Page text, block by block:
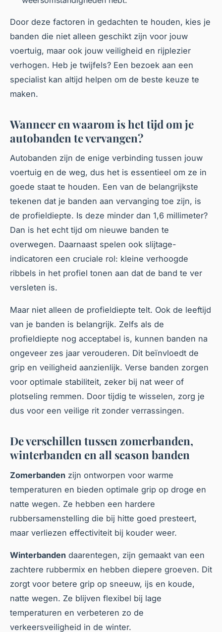
Door deze factoren in gedachten te houden, kies je
banden die niet alleen geschikt zijn voor jouw
voertuig, maar ook jouw veiligheid en rijplezier
verhogen. Heb je twijfels? Een bezoek aan een
specialist kan altijd helpen om de beste keuze te
maken.
Wanneer en waarom is het tijd om je
autobanden te vervangen?
Autobanden zijn de enige verbinding tussen jouw
voertuig en de weg, dus het is essentieel om ze in
goede staat te houden. Een van de belangrijkste
tekenen dat je banden aan vervanging toe zijn, is
de profieldiepte. Is deze minder dan 1,6 millimeter?
Dan is het echt tijd om nieuwe banden te
overwegen. Daarnaast spelen ook slijtage-
indicatoren een cruciale rol: kleine verhoogde
ribbels in het profiel tonen aan dat de band te ver
versleten is.
Maar niet alleen de profieldiepte telt. Ook de leeftijd
van je banden is belangrijk. Zelfs als de
profieldiepte nog acceptabel is, kunnen banden na
ongeveer zes jaar verouderen. Dit beïnvloedt de
grip en veiligheid aanzienlijk. Verse banden zorgen
voor optimale stabiliteit, zeker bij nat weer of
plotseling remmen. Door tijdig te wisselen, zorg je
dus voor een veilige rit zonder verrassingen.
De verschillen tussen zomerbanden,
winterbanden en all season banden
Zomerbanden zijn ontworpen voor warme
temperaturen en bieden optimale grip op droge en
natte wegen. Ze hebben een hardere
rubbersamenstelling die bij hitte goed presteert,
maar verliezen effectiviteit bij kouder weer.
Winterbanden daarentegen, zijn gemaakt van een
zachtere rubbermix en hebben diepere groeven. Dit
zorgt voor betere grip op sneeuw, ijs en koude,
natte wegen. Ze blijven flexibel bij lage
temperaturen en verbeteren zo de
verkeersveiligheid in de winter.